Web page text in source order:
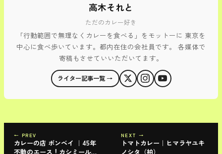
高木それと
ただのカレー好き
「行動範囲で無理なくカレーを食べる」をモットーに 東京を
中心に食べ歩いています。都内在住の会社員です。 各媒体で
寄稿もさせていいただいてます。
ライター記事一覧 →
← PREV
カレーの店 ボンベイ ｜45年
不動のエース！カシミールカ
NEXT →
トマトカレー｜ヒマラヤユキ
ノシタ（柏）